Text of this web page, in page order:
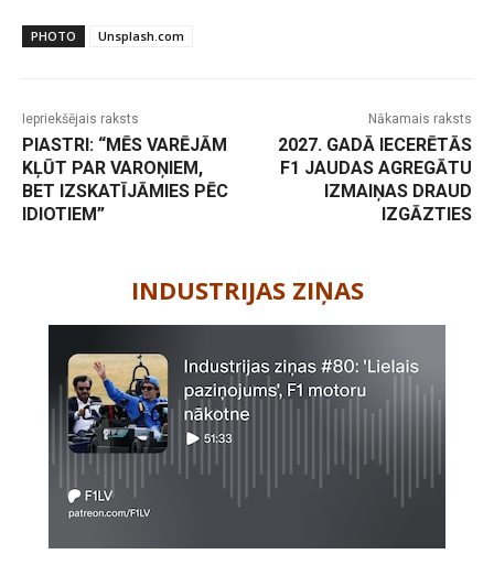
PHOTO Unsplash.com
Iepriekšējais raksts
PIASTRI: “MĒS VARĒJĀM
KĻŪT PAR VAROŅIEM,
BET IZSKATĪJĀMIES PĒC
IDIOTIEM”
Nākamais raksts
2027. GADĀ IECERĒTĀS
F1 JAUDAS AGREGĀTU
IZMAIŅAS DRAUD
IZGĀZTIES
INDUSTRIJAS ZIŅAS